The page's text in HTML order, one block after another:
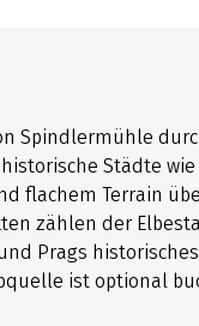
Spindlermühle
Städte wie
flachem Terrain
zählen der
Prags
ist optional